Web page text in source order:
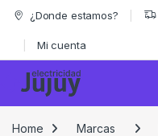
Skip to navigation
Skip to content
¿Donde estamos?
Mi cuenta
Home Marcas